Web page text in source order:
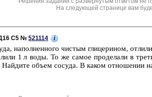
На следующей странице вам
C5 № 521114 i
на­пол­нен­но­го чи­стым гли­це­ри­ном,
1 л воды. То же самое про­де­ла­ли в
Най­ди­те объем со­су­да. В каком от­но­ше­нии